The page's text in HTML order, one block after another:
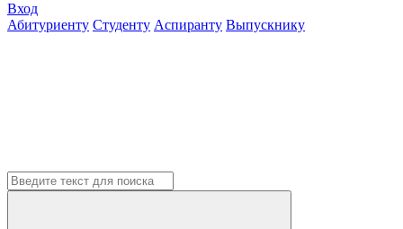
Вход
Абитуриенту Студенту Аспиранту Выпускнику